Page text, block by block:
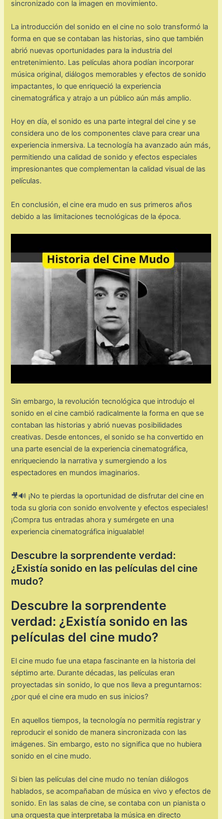
sincronizado con la imagen en movimiento.
La introducción del sonido en el cine no solo transformó la
forma en que se contaban las historias, sino que también
abrió nuevas oportunidades para la industria del
entretenimiento. Las películas ahora podían incorporar
música original, diálogos memorables y efectos de sonido
impactantes, lo que enriqueció la experiencia
cinematográfica y atrajo a un público aún más amplio.
Hoy en día, el sonido es una parte integral del cine y se
considera uno de los componentes clave para crear una
experiencia inmersiva. La tecnología ha avanzado aún más,
permitiendo una calidad de sonido y efectos especiales
impresionantes que complementan la calidad visual de las
películas.
En conclusión, el cine era mudo en sus primeros años
debido a las limitaciones tecnológicas de la época.
Sin embargo, la revolución tecnológica que introdujo el
sonido en el cine cambió radicalmente la forma en que se
contaban las historias y abrió nuevas posibilidades
creativas. Desde entonces, el sonido se ha convertido en
una parte esencial de la experiencia cinematográfica,
enriqueciendo la narrativa y sumergiendo a los
espectadores en mundos imaginarios.
🎥🔊 ¡No te pierdas la oportunidad de disfrutar del cine en
toda su gloria con sonido envolvente y efectos especiales!
¡Compra tus entradas ahora y sumérgete en una
experiencia cinematográfica inigualable!
Descubre la sorprendente verdad:
¿Existía sonido en las películas del cine
mudo?
Descubre la sorprendente
verdad: ¿Existía sonido en las
películas del cine mudo?
El cine mudo fue una etapa fascinante en la historia del
séptimo arte. Durante décadas, las películas eran
proyectadas sin sonido, lo que nos lleva a preguntarnos:
¿por qué el cine era mudo en sus inicios?
En aquellos tiempos, la tecnología no permitía registrar y
reproducir el sonido de manera sincronizada con las
imágenes. Sin embargo, esto no significa que no hubiera
sonido en el cine mudo.
Si bien las películas del cine mudo no tenían diálogos
hablados, se acompañaban de música en vivo y efectos de
sonido. En las salas de cine, se contaba con un pianista o
una orquesta que interpretaba la música en directo